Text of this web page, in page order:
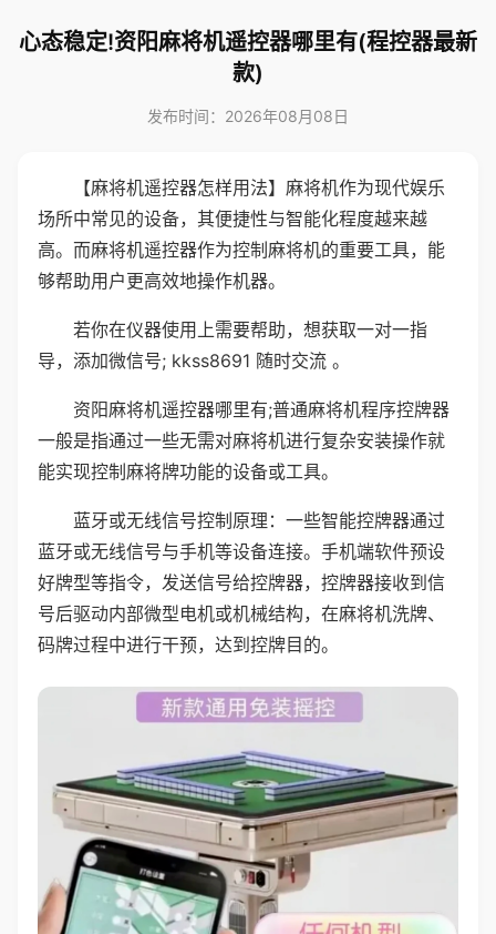
心态稳定!资阳麻将机遥控器哪里有(程控器最新
款)
发布时间：2026年08月08日
【麻将机遥控器怎样用法】麻将机作为现代娱乐
场所中常见的设备，其便捷性与智能化程度越来越
高。而麻将机遥控器作为控制麻将机的重要工具，能
够帮助用户更高效地操作机器。
若你在仪器使用上需要帮助，想获取一对一指
导，添加微信号; kkss8691 随时交流 。
资阳麻将机遥控器哪里有;普通麻将机程序控牌器
一般是指通过一些无需对麻将机进行复杂安装操作就
能实现控制麻将牌功能的设备或工具。
蓝牙或无线信号控制原理：一些智能控牌器通过
蓝牙或无线信号与手机等设备连接。手机端软件预设
好牌型等指令，发送信号给控牌器，控牌器接收到信
号后驱动内部微型电机或机械结构，在麻将机洗牌、
码牌过程中进行干预，达到控牌目的。